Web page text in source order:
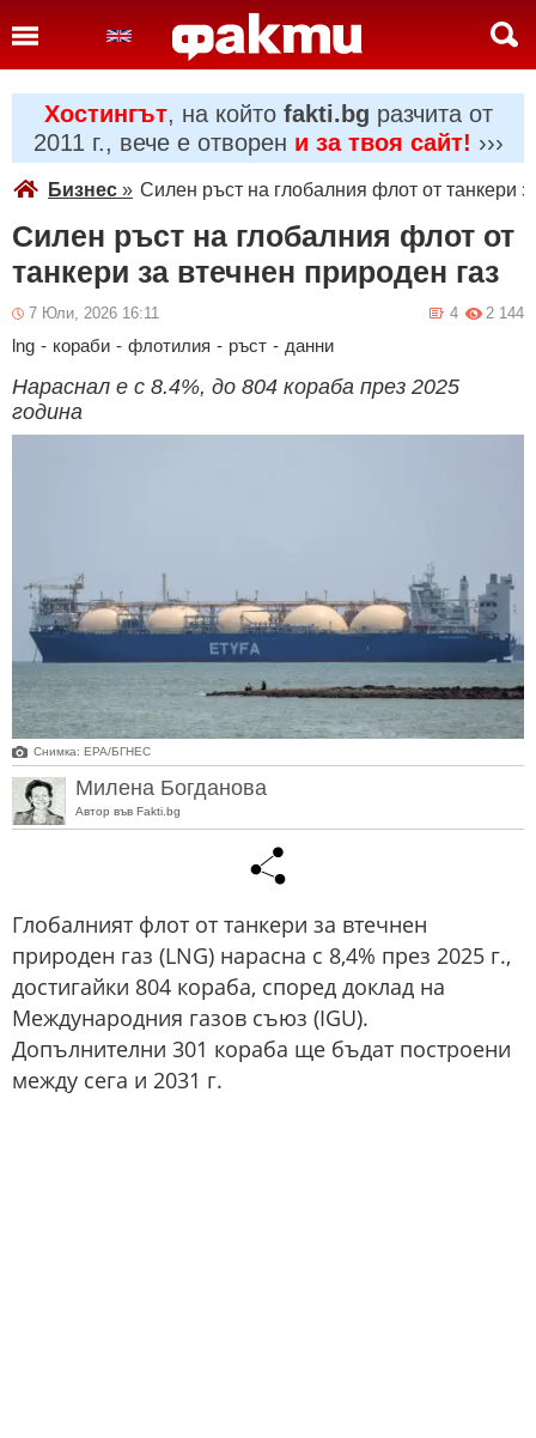
Хостингът, на който fakti.bg разчита от
2011 г., вече е отворен и за твоя сайт! ›››
Бизнес » Силен ръст на глобалния флот от танкери
Силен ръст на глобалния флот от
танкери за втечнен природен газ
7 Юли, 2026 16:11 2 144
4
lng - кораби - флотилия - ръст - данни
Нараснал е с 8.4%, до 804 кораба през 2025
година
Снимка: ЕРА/БГНЕС
Милена Богданова
Автор във Fakti.bg
Глобалният флот от танкери за втечнен
природен газ (LNG) нарасна с 8,4% през 2025 г.,
достигайки 804 кораба, според доклад на
Международния газов съюз (IGU).
Допълнителни 301 кораба ще бъдат построени
между сега и 2031 г.